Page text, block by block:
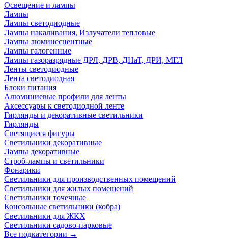
Освещение и лампы
Лампы
Лампы светодиодные
Лампы накаливания, Излучатели тепловые
Лампы люминесцентные
Лампы галогенные
Лампы газоразрядные ДРЛ, ДРВ, ДНаТ, ДРИ, МГЛ
Ленты светодиодные
Лента светодиодная
Блоки питания
Алюминиевые профили для ленты
Аксессуары к светодиодной ленте
Гирлянды и декоративные светильники
Гирлянды
Светящиеся фигуры
Светильники декоративные
Лампы декоративные
Строб-лампы и светильники
Фонарики
Светильники для производственных помещений
Светильники для жилых помещений
Светильники точечные
Консольные светильники (кобра)
Светильники для ЖКХ
Светильники садово-парковые
Все подкатегории →